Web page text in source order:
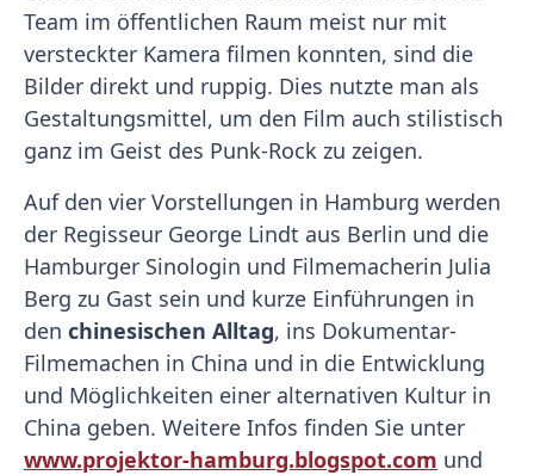
Team im öffentlichen Raum meist nur mit
versteckter Kamera filmen konnten, sind die
Bilder direkt und ruppig. Dies nutzte man als
Gestaltungsmittel, um den Film auch stilistisch
ganz im Geist des Punk-Rock zu zeigen.
Auf den vier Vorstellungen in Hamburg werden
der Regisseur George Lindt aus Berlin und die
Hamburger Sinologin und Filmemacherin Julia
Berg zu Gast sein und kurze Einführungen in
den chinesischen Alltag, ins Dokumentar-
Filmemachen in China und in die Entwicklung
und Möglichkeiten einer alternativen Kultur in
China geben. Weitere Infos finden Sie unter
www.projektor-hamburg.blogspot.com und